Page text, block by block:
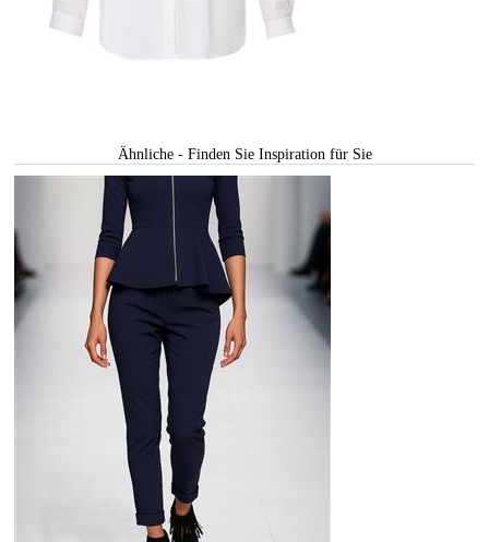
Ähnliche - Finden Sie Inspiration für Sie